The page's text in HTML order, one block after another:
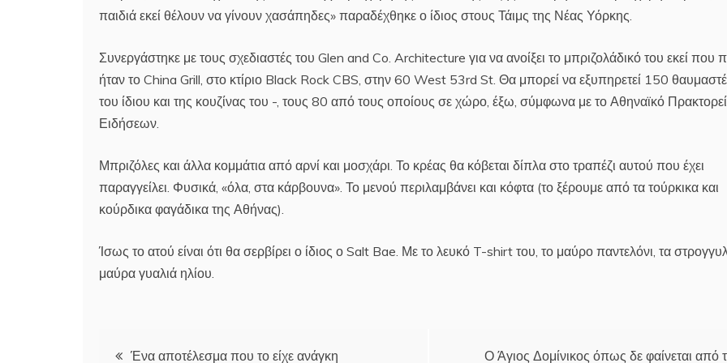
παιδιά εκεί θέλουν να γίνουν χασάπηδες» παραδέχθηκε ο ίδιος στους Τάιμς της Νέας Υόρκης.
Συνεργάστηκε με τους σχεδιαστές του Glen and Co. Architecture για να ανοίξει το μπριζολάδικό του εκεί που
ήταν το China Grill, στο κτίριο Black Rock CBS, στην 60 West 53rd St. Θα μπορεί να εξυπηρετεί 150
του ίδιου και της κουζίνας του -, τους 80 από τους οποίους σε χώρο, έξω, σύμφωνα με το Αθηναϊκό
Ειδήσεων.
Μπριζόλες και άλλα κομμάτια από αρνί και μοσχάρι. Το κρέας θα κόβεται δίπλα στο τραπέζι αυτού που έχει
παραγγείλει. Φυσικά, «όλα, στα κάρβουνα». Το μενού περιλαμβάνει και κόφτα (το ξέρουμε από τα τούρκικα και
κούρδικα φαγάδικα της Αθήνας).
Ίσως το ατού είναι ότι θα σερβίρει ο ίδιος ο Salt Bae. Με το λευκό T-shirt του, το μαύρο παντελόνι, τα
μαύρα γυαλιά ηλίου.
Πλοήγηση
Ένα αποτέλεσμα που το είχε ανάγκη Ο Άγιος Δομίνικος όπως δε φαίνεται από